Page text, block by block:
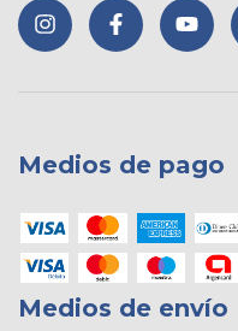
Medios de pago
Medios de envío